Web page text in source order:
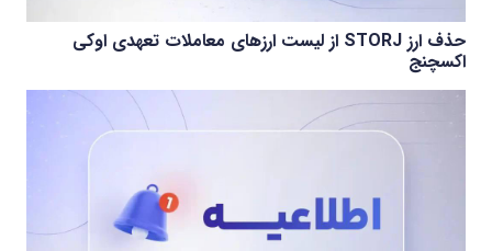
حذف ارز STORJ از لیست ارزهای معاملات تعهدی اوکی
اکسچنج